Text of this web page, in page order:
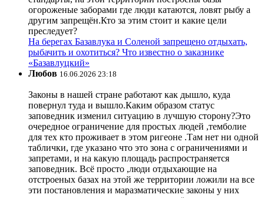
огороженые заборами где люди катаются, ловят рыбу а
другим запрещён.Кто за этим стоит и какие цели
преследует?
На берегах Базавлука и Соленой запрещено отдыхать,
рыбачить и охотиться? Что известно о заказнике
«Базавлуцкий»
Любов 16.06.2026 23:18
Законы в нашей стране работают как дышло, куда
повернул туда и вышло.Каким образом статус
заповедник изменил ситуацию в лучшую сторону?Это
очередное ограничение для простых людей ,темболие
для тех кто проживает в этом ригеоне .Там нет ни одной
таблички, где указано что это зона с ограничениями и
запретами, и на какую площадь распространяется
заповедник. Всё просто ,люди отдыхающие на
отстроеных базах на этой же территории ложили на все
эти постановления и маразматические законы у них